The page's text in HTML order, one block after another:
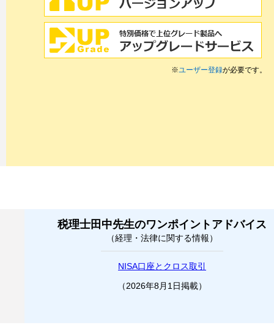
※ ユーザー登録が必要です。
税理士田中先生のワンポイントアドバイス
（経理・法律に関する情報）
NISA口座とクロス取引
（2026年8月1日掲載）